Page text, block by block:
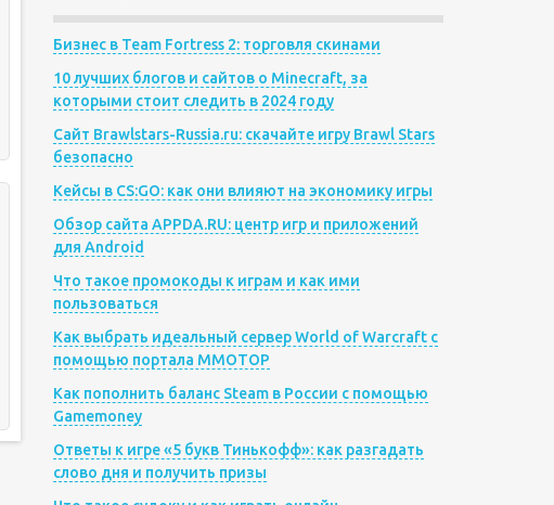
Бизнес в Team Fortress 2: торговля скинами
10 лучших блогов и сайтов о Minecraft, за
которыми стоит следить в 2024 году
Сайт Brawlstars-Russia.ru: скачайте игру Brawl Stars
безопасно
Кейсы в CS:GO: как они влияют на экономику игры
Обзор сайта APPDA.RU: центр игр и приложений
для Android
Что такое промокоды к играм и как ими
пользоваться
Как выбрать идеальный сервер World of Warcraft с
помощью портала MMOTOP
Как пополнить баланс Steam в России с помощью
Gamemoney
Ответы к игре «5 букв Тинькофф»: как разгадать
слово дня и получить призы